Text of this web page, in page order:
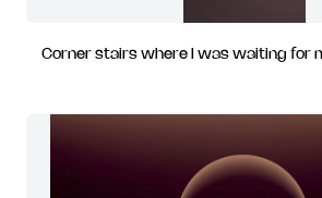
Corner stairs where I was waiting for